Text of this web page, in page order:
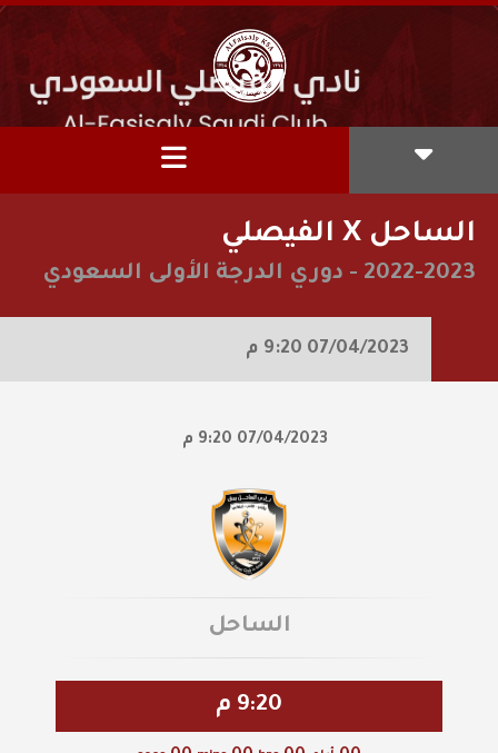
الساحل X الفيصلي
2022-2023
- دوري الدرجة الأولى السعودي
07/04/2023
07/04/2023
الساحل
9:20 م